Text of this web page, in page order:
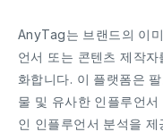
AnyTag는 브랜드의 이
언서 또는 콘텐츠 제작
화합니다. 이 플랫폼은
물 및 유사한 인플루언
인 인플루언서 분석을 제